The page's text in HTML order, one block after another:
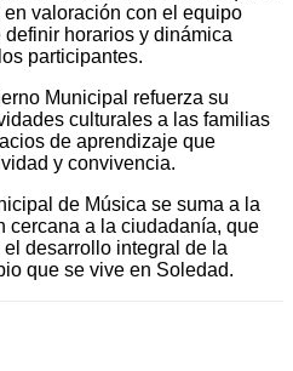
valoración con el equipo
horarios y dinámica
participantes.
Municipal refuerza su
culturales a las familias
de aprendizaje que
y convivencia.
de Música se suma a la
cercana a la ciudadanía, que
desarrollo integral de la
que se vive en Soledad.